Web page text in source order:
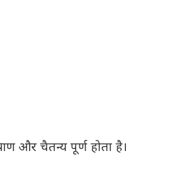
और चैतन्य पूर्ण होता है।